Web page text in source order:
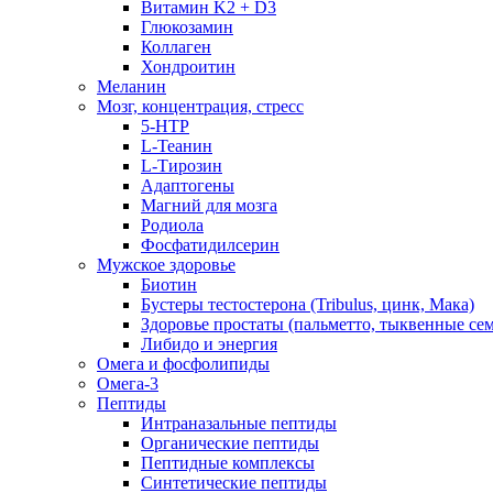
Витамин K2 + D3
Глюкозамин
Коллаген
Хондроитин
Меланин
Мозг, концентрация, стресс
5-HTP
L-Теанин
L-Тирозин
Адаптогены
Магний для мозга
Родиола
Фосфатидилсерин
Мужское здоровье
Биотин
Бустеры тестостерона (Tribulus, цинк, Мака)
Здоровье простаты (пальметто, тыквенные
Либидо и энергия
Омега и фосфолипиды
Омега-3
Пептиды
Интраназальные пептиды
Органические пептиды
Пептидные комплексы
Синтетические пептиды